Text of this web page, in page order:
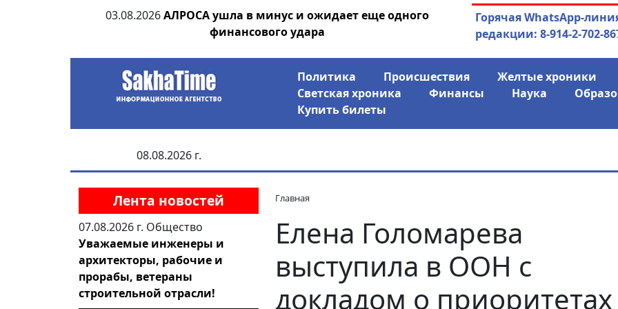
03.08.2026 АЛРОСА ушла в минус и ожидает еще одного
финансового удара
04.08.2026Маринычев у
Горячая WhatsApp-
редакции: 8-914-2-702-
Политика Происшествия Желтые хроники
Светская хроника
Финансы Наука
Купить билеты
08.08.2026 г.
Лента новостей
07.08.2026 г. Общество
Уважаемые инженеры и
архитекторы, рабочие и
прорабы, ветераны
строительной отрасли!
Главная
Елена Голомарева
выступила в ООН с
докладом о